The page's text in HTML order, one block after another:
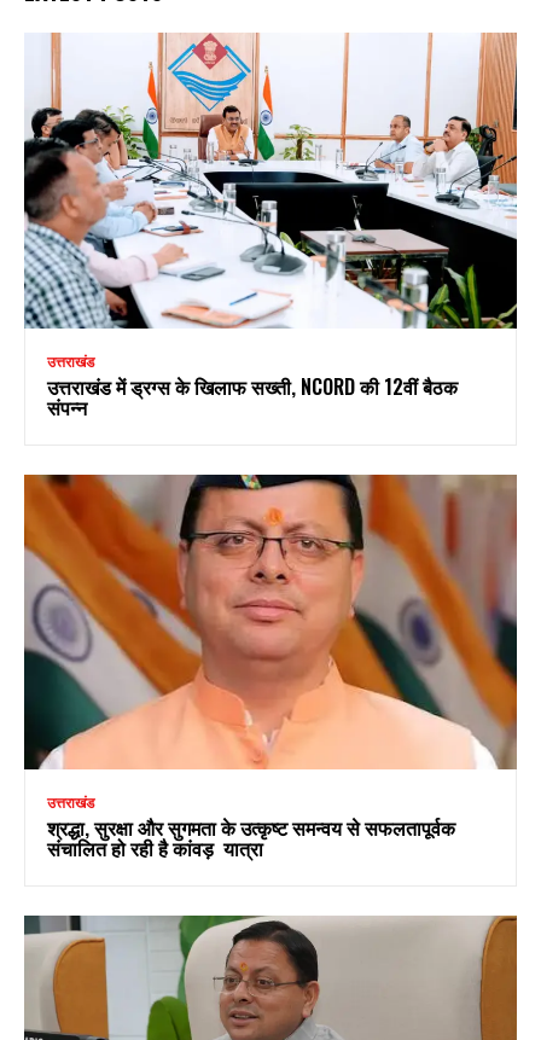
उत्तराखंड
उत्तराखंड में ड्रग्स के खिलाफ सख्ती, NCORD की 12वीं बैठक
संपन्न
उत्तराखंड
श्रद्धा, सुरक्षा और सुगमता के उत्कृष्ट समन्वय से सफलतापूर्वक
संचालित हो रही है कांवड़ यात्रा